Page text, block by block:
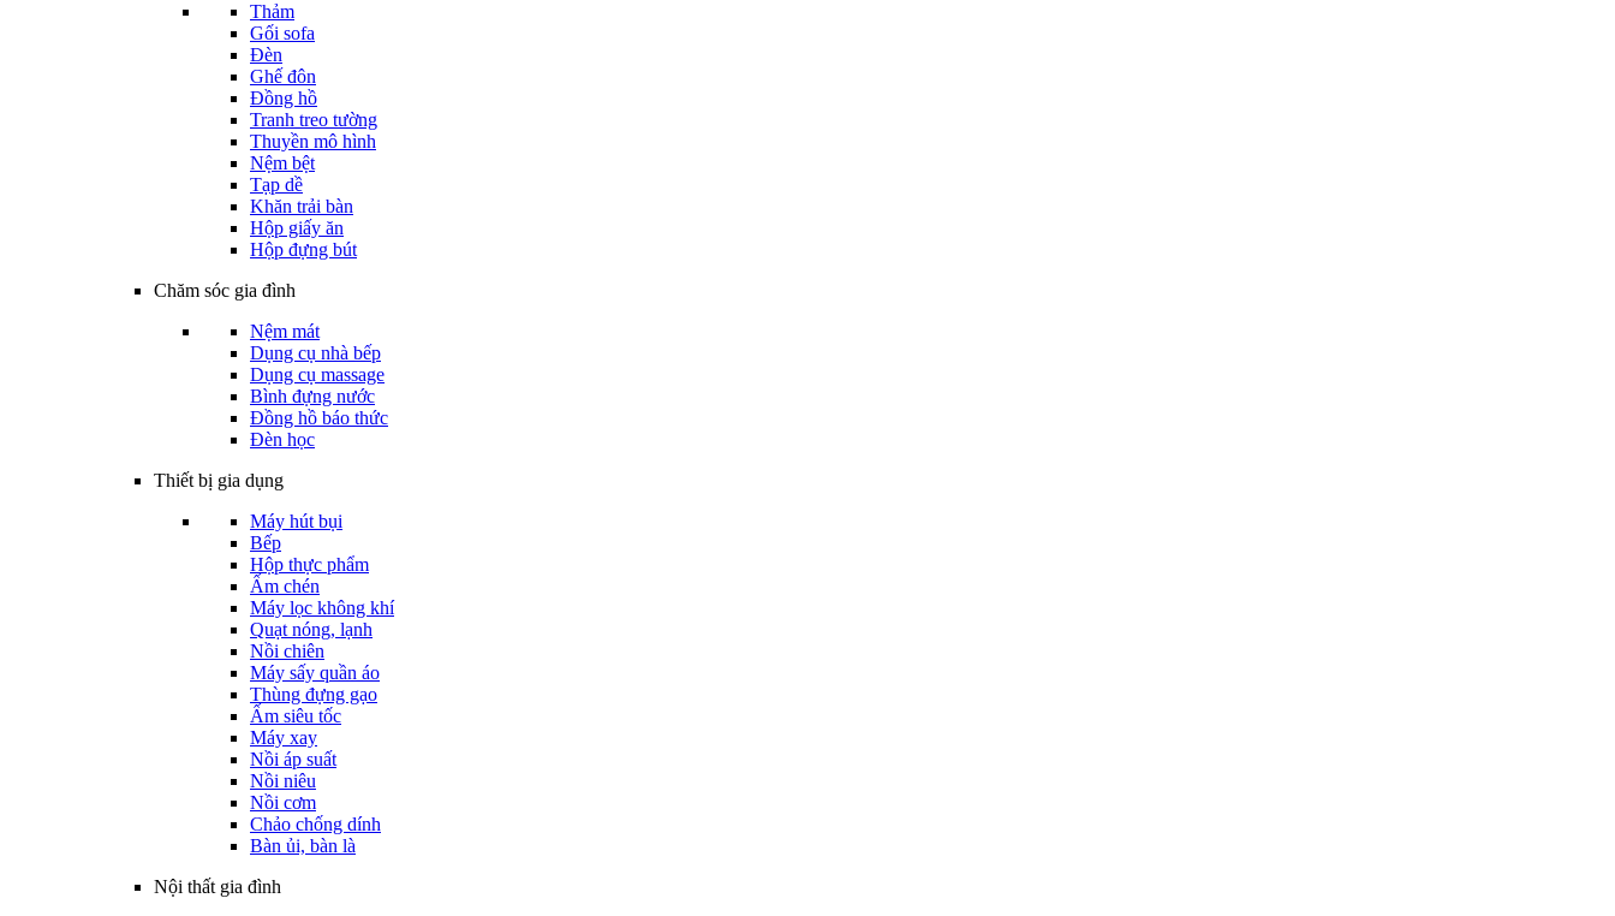
Thảm
Gối sofa
Đèn
Ghế đôn
Đồng hồ
Tranh treo tường
Thuyền mô hình
Nệm bệt
Tạp dề
Khăn trải bàn
Hộp giấy ăn
Hộp đựng bút
Chăm sóc gia đình
Nệm mát
Dụng cụ nhà bếp
Dụng cụ massage
Bình đựng nước
Đồng hồ báo thức
Đèn học
Thiết bị gia dụng
Máy hút bụi
Bếp
Hộp thực phẩm
Ấm chén
Máy lọc không khí
Quạt nóng, lạnh
Nồi chiên
Máy sấy quần áo
Thùng đựng gạo
Ấm siêu tốc
Máy xay
Nồi áp suất
Nồi niêu
Nồi cơm
Chảo chống dính
Bàn ủi, bàn là
Nội thất gia đình